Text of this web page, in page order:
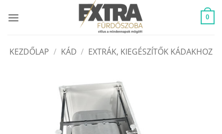
0
KEZDŐLAP / KÁD / EXTRÁK, KIEGÉSZÍTŐK KÁDAKHOZ